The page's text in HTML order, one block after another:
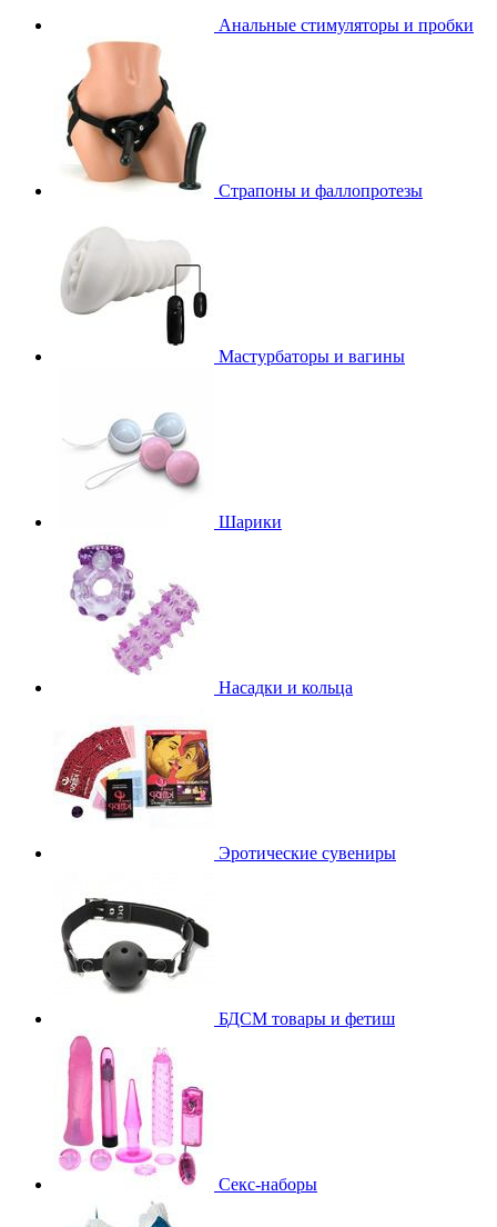
Анальные стимуляторы и пробки
Страпоны и фаллопротезы
Мастурбаторы и вагины
Шарики
Насадки и кольца
Эротические сувениры
БДСМ товары и фетиш
Секс-наборы